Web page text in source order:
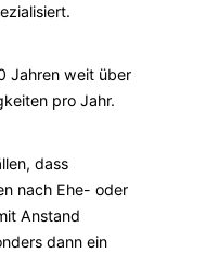
Jahren weit über
pro Jahr.
dass
nach Ehe- oder
Anstand
dann ein